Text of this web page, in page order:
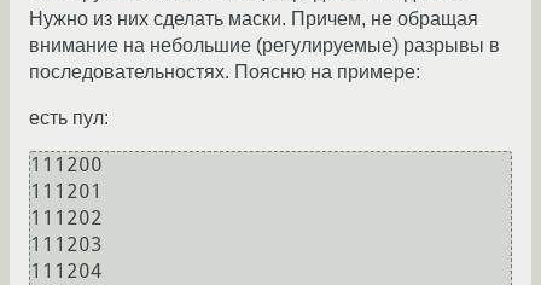
Нужно из них сделать маски. Причем, не обращая
внимание на небольшие (регулируемые) разрывы в
последовательностях. Поясню на примере:
есть пул:
111200
111201
111202
111203
111204